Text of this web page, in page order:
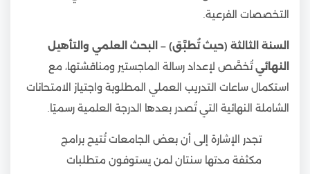
التخصصات الفرعية.
السنة الثالثة (حيث تُطبَّق) – البحث العلمي والتأهيل
النهائيتُخصَّص لإعداد رسالة الماجستير ومناقشتها، مع
استكمال ساعات التدريب العملي المطلوبة واجتياز الامتحانات
الشاملة النهائية التي تُصدر بعدها الدرجة العلمية رسميًا.
تجدر الإشارة إلى أن بعض الجامعات تُتيح برامج
مكثفة مدتها سنتان لمن يستوفون متطلبات